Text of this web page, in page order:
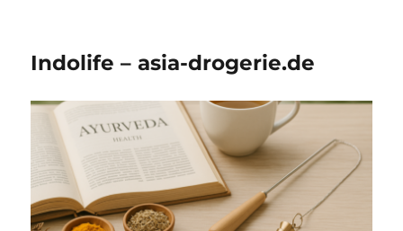
Indolife – asia-drogerie.de